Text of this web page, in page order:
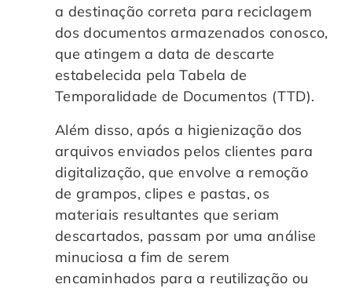
a destinação correta para reciclagem
dos documentos armazenados conosco,
que atingem a data de descarte
estabelecida pela Tabela de
Temporalidade de Documentos (TTD).
Além disso, após a higienização dos
arquivos enviados pelos clientes para
digitalização, que envolve a remoção
de grampos, clipes e pastas, os
materiais resultantes que seriam
descartados, passam por uma análise
minuciosa a fim de serem
encaminhados para a reutilização ou